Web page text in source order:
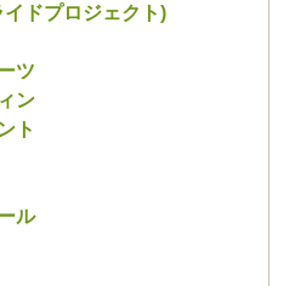
ドプロジェクト)
ツ
ン
ト
ル